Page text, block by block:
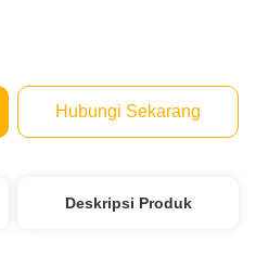
Hubungi Sekarang
Deskripsi Produk